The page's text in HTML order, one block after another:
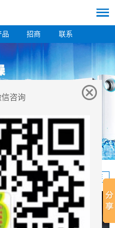
品 招商 联系
MORE
咨询
咨询